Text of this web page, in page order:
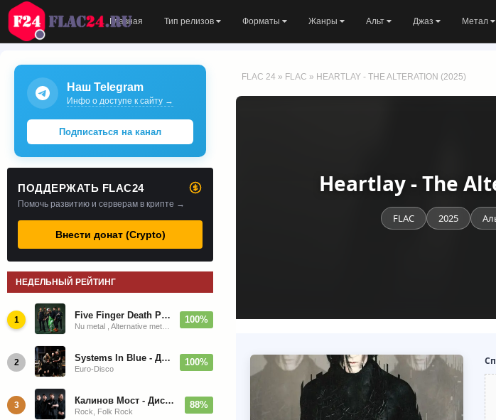
Главная Тип релизов Форматы Жанры Альт Джаз Метал
FLAC 24 » FLAC » HEARTLAY - THE ALTERATION (2025)
Heartlay - The
FLAC 2025
Наш Telegram
Инфо о доступе к сайту →
Подписаться на канал
ПОДДЕРЖАТЬ FLAC24
Помочь развитию и серверам в крипте →
Внести донат (Crypto)
НЕДЕЛЬНЫЙ РЕЙТИНГ
1 Five Finger Death Punch - Дискография (2008-2026) 100%
2 Systems In Blue - Дискография (2020-2026)
Euro-Disco
100%
3 Калинов Мост - Дискография (1986-2026)
Rock, Folk Rock
88%